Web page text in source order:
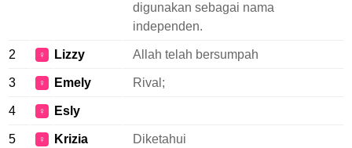
digunakan sebagai nama
independen.
2 ♀ Lizzy Allah telah bersumpah
3 ♀ Emely Rival;
4 ♀ Esly
5 ♀ Krizia Diketahui